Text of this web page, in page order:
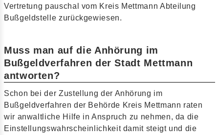
Vertretung pauschal vom Kreis Mettmann Abteilung
Bußgeldstelle zurückgewiesen.
Muss man auf die Anhörung im
Bußgeldverfahren der Stadt Mettmann
antworten?
Schon bei der Zustellung der Anhörung im
Bußgeldverfahren der Behörde Kreis Mettmann raten
wir anwaltliche Hilfe in Anspruch zu nehmen, da die
Einstellungswahrscheinlichkeit damit steigt und die